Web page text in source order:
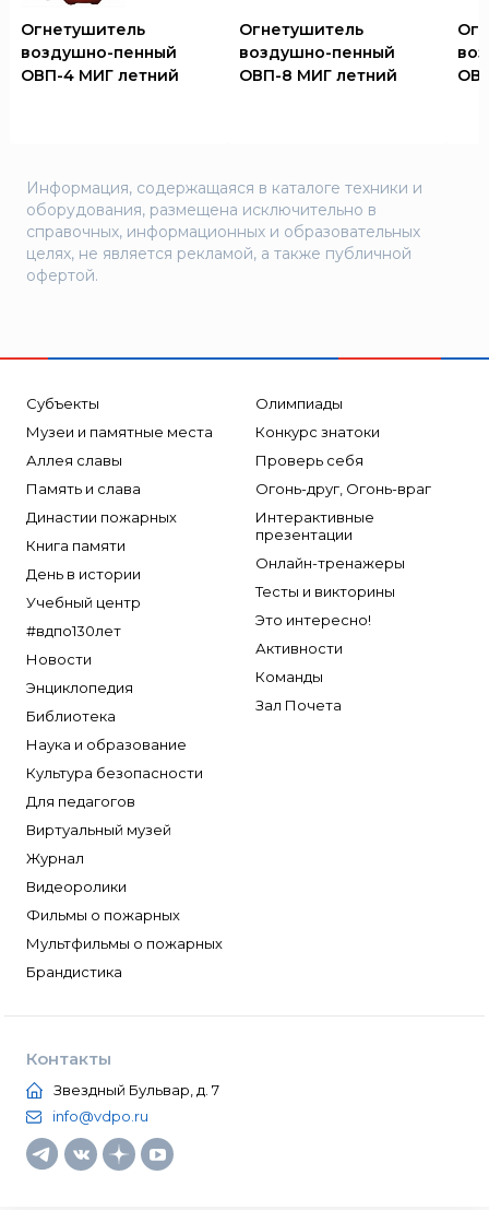
Огнетушитель
воздушно-пенный
ОВП-4 МИГ летний
Огнетушитель
воздушно-пенный
ОВП-8 МИГ летний
Информация, содержащаяся в каталоге техники и
оборудования, размещена исключительно в
справочных, информационных и образовательных
целях, не является рекламой, а также публичной
офертой.
Субъекты
Музеи и памятные места
Аллея славы
Память и слава
Династии пожарных
Книга памяти
День в истории
Учебный центр
#вдпо130лет
Новости
Энциклопедия
Библиотека
Наука и образование
Культура безопасности
Для педагогов
Виртуальный музей
Журнал
Видеоролики
Фильмы о пожарных
Мультфильмы о пожарных
Брандистика
Олимпиады
Конкурс знатоки
Проверь себя
Огонь-друг, Огонь-враг
Интерактивные
презентации
Онлайн-тренажеры
Тесты и викторины
Это интересно!
Активности
Команды
Зал Почета
Контакты
Звездный Бульвар, д. 7
info@vdpo.ru